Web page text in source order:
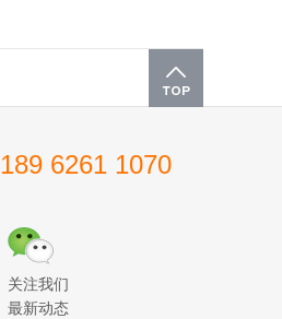
189 6261 1070
关注我们
最新动态